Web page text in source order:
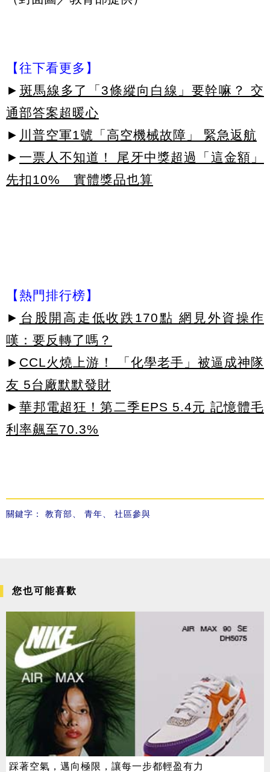
【往下看更多】
► 斑馬線多了「3條縱向白線」要幹嘛？ 交
通部答案超暖心
► 川普空軍1號「高空機械故障」 緊急返航
► 一票人不知道！ 尾牙中獎超過「這金額」
先扣10% 實體獎品也算
【熱門排行榜】
► 台股開高走低收跌170點 網見外資操作
嘆：要反轉了嗎？
► CCL火燒上游！ 「化學老手」被逼成神隊
友 5台廠默默發財
► 華邦電超狂！第二季EPS 5.4元 記憶體毛
利率飆至70.3%
關鍵字： 教育部 青年 社區參與
您也可能喜歡
踩著空氣，邁向極限，讓每一步都輕盈有力